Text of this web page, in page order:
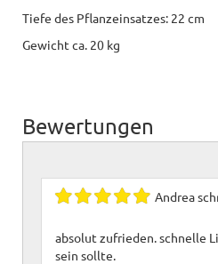
Tiefe des Pflanzeinsatzes: 22 cm
Gewicht ca. 20 kg
Bewertungen
Andrea
absolut zufrieden. schnelle
sein sollte.